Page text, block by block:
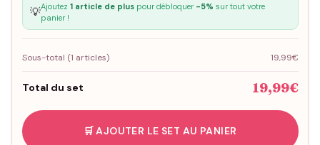
💡Ajoutez 1 article de pluspour débloquer -5% sur tout votre
panier !
Sous-total (1 articles) 19,99€
Total du set 19,99€
🛒 AJOUTER LE SET AU PANIER